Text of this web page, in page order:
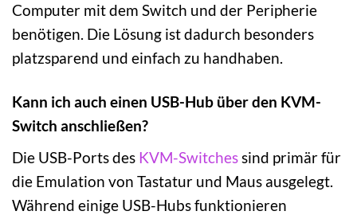
Computer mit dem Switch und der Peripherie
benötigen. Die Lösung ist dadurch besonders
platzsparend und einfach zu handhaben.
Kann ich auch einen USB-Hub über den KVM-
Switch anschließen?
Die USB-Ports des KVM-Switchessind primär für
die Emulation von Tastatur und Maus ausgelegt.
Während einige USB-Hubs funktionieren